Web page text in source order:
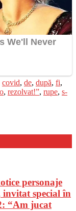
covid, de, după, fi,
o, rezolvat!”, rupe, s-
personaje
invitat special în
“Am jucat